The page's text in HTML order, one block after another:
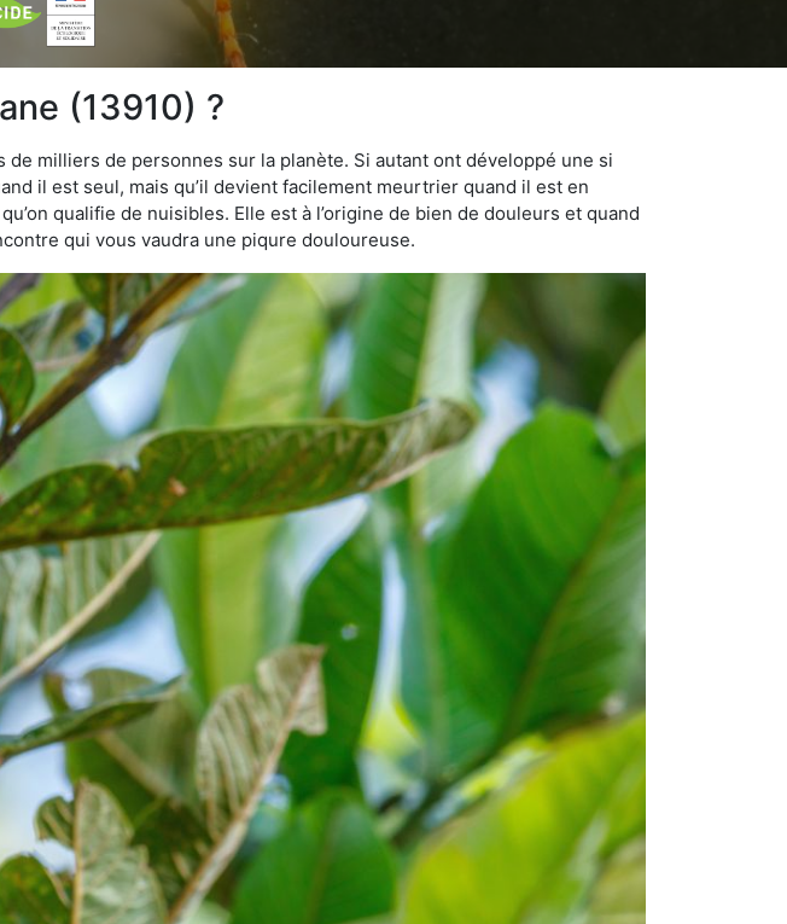
(13910) ?
milliers de personnes sur la planète. Si autant ont développé une si
il est seul, mais qu’il devient facilement meurtrier quand il est en
qualifie de nuisibles. Elle est à l’origine de bien de douleurs et quand
qui vous vaudra une piqure douloureuse.